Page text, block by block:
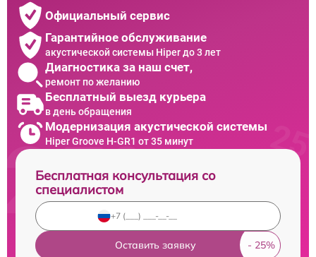
Официальный сервис
Гарантийное обслуживание
акустической системы Hiper до 3 лет
Диагностика за наш счет,
ремонт по желанию
Бесплатный выезд курьера
в день обращения
Модернизация акустической системы
Hiper Groove H-GR1 от 35 минут
Бесплатная консультация со
специалистом
Оставить заявку